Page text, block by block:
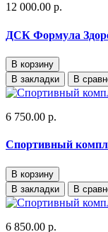
12 000.00 р.
ДСК Формула
В корзину
В закладки
В
6 750.00 р.
Спортивный
В корзину
В закладки
В
6 850.00 р.